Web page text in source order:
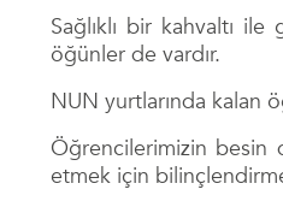
Sağlıklı bir kahvaltı
öğünler de vardır.
NUN yurtlarında kalan
Öğrencilerimizin besin
etmek için bilinçlendirme